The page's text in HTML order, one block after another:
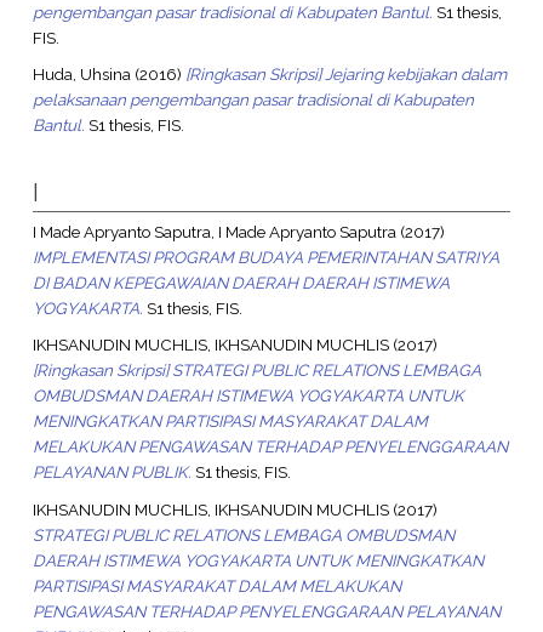
pengembangan pasar tradisional di Kabupaten Bantul. S1 thesis,
FIS.
Huda, Uhsina (2016) [Ringkasan Skripsi] Jejaring kebijakan dalam
pelaksanaan pengembangan pasar tradisional di Kabupaten
Bantul. S1 thesis, FIS.
I
I Made Apryanto Saputra, I Made Apryanto Saputra (2017)
IMPLEMENTASI PROGRAM BUDAYA PEMERINTAHAN SATRIYA
DI BADAN KEPEGAWAIAN DAERAH DAERAH ISTIMEWA
YOGYAKARTA. S1 thesis, FIS.
IKHSANUDIN MUCHLIS, IKHSANUDIN MUCHLIS(2017)
[Ringkasan Skripsi] STRATEGI PUBLIC RELATIONS LEMBAGA
OMBUDSMAN DAERAH ISTIMEWA YOGYAKARTA UNTUK
MENINGKATKAN PARTISIPASI MASYARAKAT DALAM
MELAKUKAN PENGAWASAN TERHADAP PENYELENGGARAAN
PELAYANAN PUBLIK. S1 thesis, FIS.
IKHSANUDIN MUCHLIS, IKHSANUDIN MUCHLIS(2017)
STRATEGI PUBLIC RELATIONS LEMBAGA OMBUDSMAN
DAERAH ISTIMEWA YOGYAKARTA UNTUK MENINGKATKAN
PARTISIPASI MASYARAKAT DALAM MELAKUKAN
PENGAWASAN TERHADAP PENYELENGGARAAN PELAYANAN